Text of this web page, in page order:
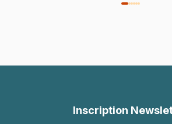
Inscription